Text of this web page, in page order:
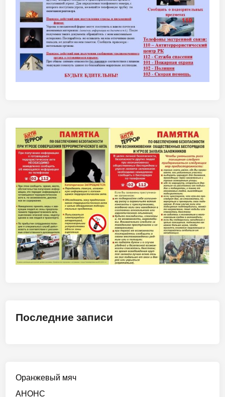
Последние записи
Оранжевый мяч
АНОНС